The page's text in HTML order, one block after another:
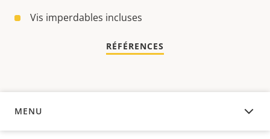
Vis imperdables incluses
RÉFÉRENCES
MENU
APERÇU